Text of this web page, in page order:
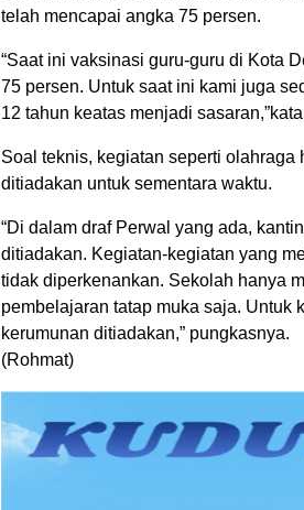
telah mencapai angka 75 persen.
“Saat ini vaksinasi guru-guru di Kota
75 persen. Untuk saat ini kami juga
12 tahun keatas menjadi
Soal teknis, kegiatan seperti
ditiadakan untuk sementara waktu.
“Di dalam draf Perwal yang ada,
ditiadakan. Kegiatan-kegiatan yang
tidak diperkenankan. Sekolah hanya
pembelajaran tatap muka saja. Untuk
kerumunan ditiadakan,” pungkasnya.
(Rohmat)